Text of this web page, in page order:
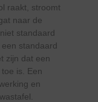
raakt, stroomt
naar de
standaard
standaard
zijn dat een
is. Een
en